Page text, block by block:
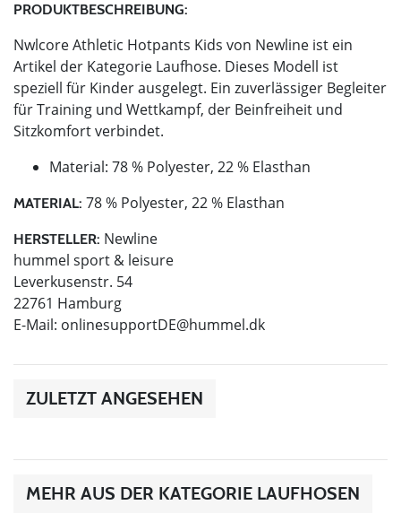
PRODUKTBESCHREIBUNG:
Nwlcore Athletic Hotpants Kids von Newline ist ein
Artikel der Kategorie Laufhose. Dieses Modell ist
speziell für Kinder ausgelegt. Ein zuverlässiger Begleiter
für Training und Wettkampf, der Beinfreiheit und
Sitzkomfort verbindet.
Material: 78 % Polyester, 22 % Elasthan
MATERIAL: 78 % Polyester, 22 % Elasthan
HERSTELLER: Newline
hummel sport & leisure
Leverkusenstr. 54
22761 Hamburg
E-Mail: onlinesupportDE@hummel.dk
ZULETZT ANGESEHEN
MEHR AUS DER KATEGORIE LAUFHOSEN